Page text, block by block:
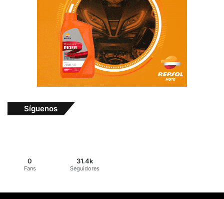
Síguenos
0
Fans
31.4k
Seguidores